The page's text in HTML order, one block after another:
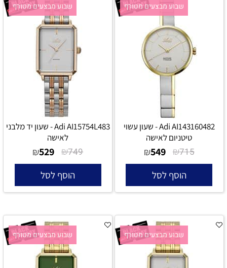
שבוע מבצעים מטורף
Adi AI143160482 - שעון עשוי
טיטניום לאישה
₪715
₪549
הוסף לסל
שבוע מבצעים מטורף
Adi AI15754L483 - שעון יד מלבני
לאישה
₪749
₪529
הוסף לסל
שבוע מבצעים מטורף שבוע מבצעים מטורף